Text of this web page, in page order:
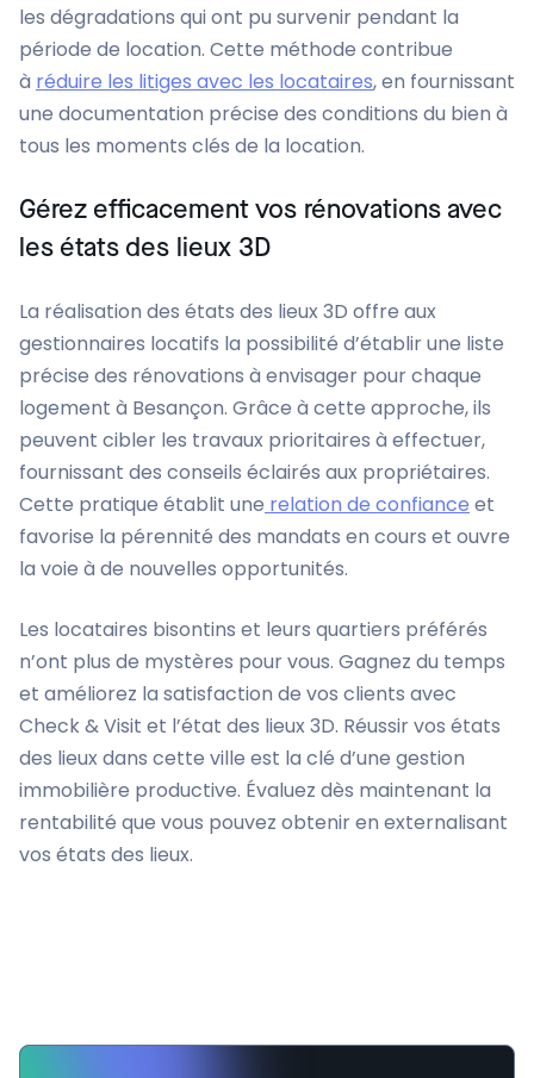
les dégradations qui ont pu survenir pendant la
période de location. Cette méthode contribue
à réduire les litiges avec les locataires, en fournissant
une documentation précise des conditions du bien à
tous les moments clés de la location.
Gérez efficacement vos rénovations avec
les états des lieux 3D
La réalisation des états des lieux 3D offre aux
gestionnaires locatifs la possibilité d’établir une liste
précise des rénovations à envisager pour chaque
logement à Besançon. Grâce à cette approche, ils
peuvent cibler les travaux prioritaires à effectuer,
fournissant des conseils éclairés aux propriétaires.
Cette pratique établit une relation de confiance et
favorise la pérennité des mandats en cours et ouvre
la voie à de nouvelles opportunités.
Les locataires bisontins et leurs quartiers préférés
n’ont plus de mystères pour vous. Gagnez du temps
et améliorez la satisfaction de vos clients avec
Check & Visit et l’état des lieux 3D. Réussir vos états
des lieux dans cette ville est la clé d’une gestion
immobilière productive. Évaluez dès maintenant la
rentabilité que vous pouvez obtenir en externalisant
vos états des lieux.